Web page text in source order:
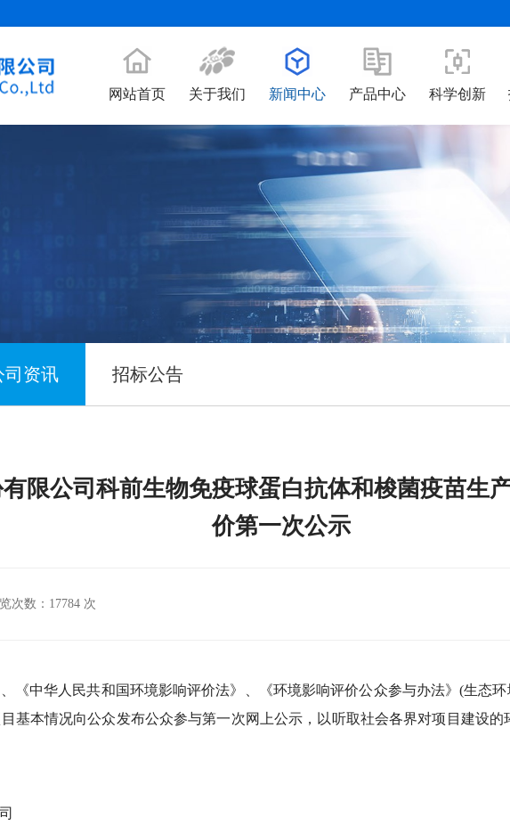
网站首页 关于我们 新闻中心 产品中心 科学创新
司资讯 招标公告
限公司科前生物免疫球蛋白抗体和梭菌疫苗生
价第一次公示
次数：17784 次
《中华人民共和国环境影响评价法》、《环境影响评价公众参与办法》(生态
基本情况向公众发布公众参与第一次网上公示，以听取社会各界对项目建设